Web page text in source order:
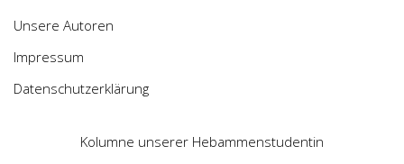
Unsere Autoren
Impressum
Datenschutzerklärung
Kolumne unserer Hebammenstudentin